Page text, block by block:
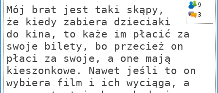
9
3
Mój brat jest taki skąpy,
że kiedy zabiera dzieciaki
do kina, to każe im płacić za
swoje bilety, bo przecież on
płaci za swoje, a one mają
kieszonkowe. Nawet jeśli to on
wybiera film i ich wyciąga, a